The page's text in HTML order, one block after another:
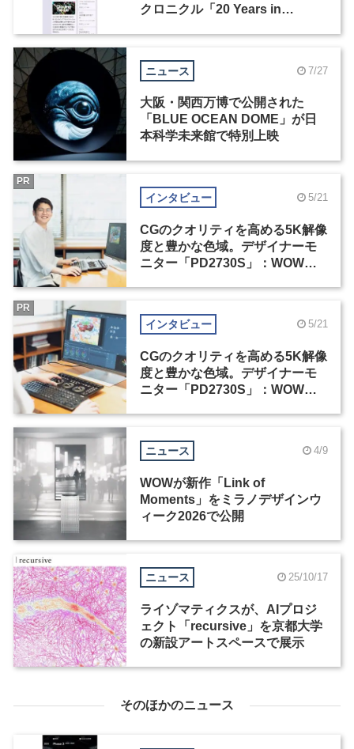
クロニクル「20 Years in
ニュース 7/27
大阪・関西万博で公開された
「BLUE OCEAN DOME」が日
本科学未来館で特別上映
インタビュー 5/21
CGのクオリティを高める5K解像
度と豊かな色域。デザイナーモ
ニター「PD2730S」：WOW塚
PR
インタビュー 5/21
CGのクオリティを高める5K解像
度と豊かな色域。デザイナーモ
ニター「PD2730S」：WOW塚
PR
ニュース 4/9
WOWが新作「Link of
Moments」をミラノデザインウ
ィーク2026で公開
ニュース 25/10/17
ライゾマティクスが、AIプロジ
ェクト「recursive」を京都大学
の新設アートスペースで展示
そのほかのニュース